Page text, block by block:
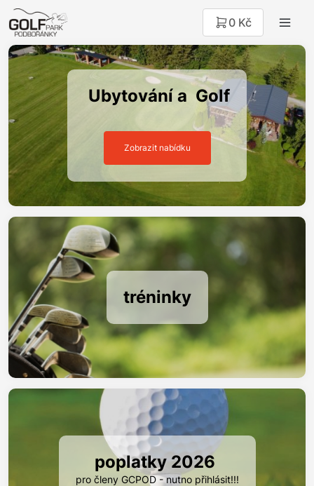
0 Kč
Ubytování a Golf
Zobrazit nabídku
tréninky
poplatky 2026
pro členy GCPOD - nutno přihlásit!!!